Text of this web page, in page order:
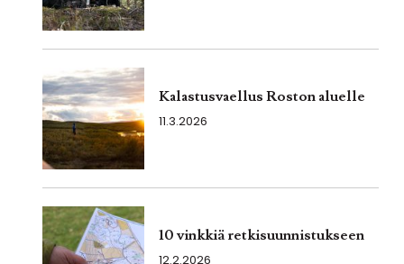
Kalastusvaellus Roston aluelle
11.3.2026
10 vinkkiä retkisuunnistukseen
12.2.2026